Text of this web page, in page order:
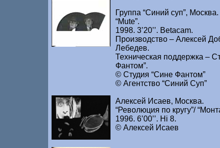
Группа “Синий суп”, Москва.
“Mute”.
1998. 3’20’’. Betacam.
Производство – Алексей
Лебедев.
Техническая поддержка –
Фантом”.
© Студия “Сине Фантом”
© Агентство “Синий Суп”
Алексей Исаев, Москва.
“Революция по кругу”/
1996. 6’00’’. Hi 8.
© Алексей Исаев